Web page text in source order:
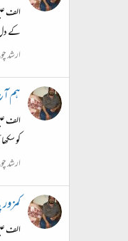
الف
کے
ارشد
ہم
الف
کو
ارشد
الف